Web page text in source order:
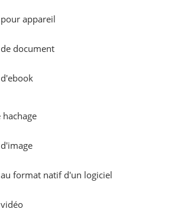
appareil
document
format natif d'un logiciel